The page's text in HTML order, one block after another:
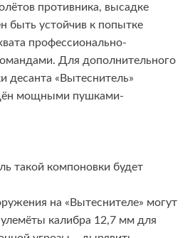
противника, высадке
быть устойчив к попытке
профессионально-
Для дополнительного
десанта «Вытеснитель»
мощными пушками-
такой компоновки будет
на «Вытеснителе» могут
калибра 12,7 мм для